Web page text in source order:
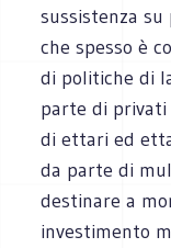
sussistenza
che spesso è
di politiche di
parte di privati
di ettari ed
da parte di
destinare a
investimento